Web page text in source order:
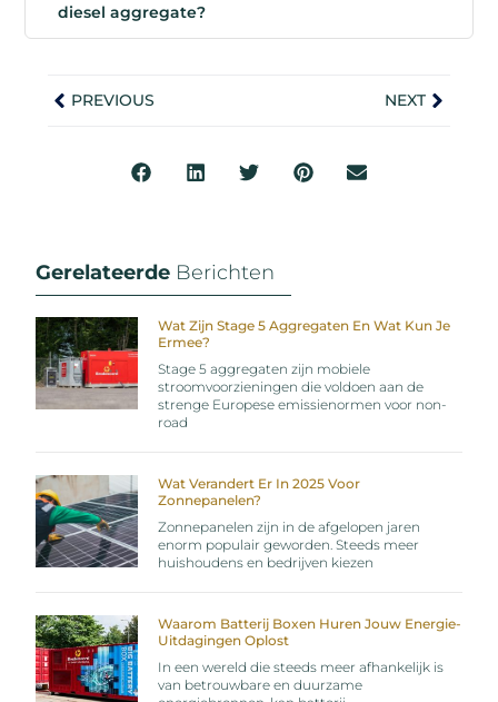
diesel aggregate?
PREVIOUS NEXT
Gerelateerde Berichten
Wat Zijn Stage 5 Aggregaten En Wat Kun Je
Ermee?
Stage 5 aggregaten zijn mobiele
stroomvoorzieningen die voldoen aan de
strenge Europese emissienormen voor non-
road
Wat Verandert Er In 2025 Voor
Zonnepanelen?
Zonnepanelen zijn in de afgelopen jaren
enorm populair geworden. Steeds meer
huishoudens en bedrijven kiezen
Waarom Batterij Boxen Huren Jouw Energie-
Uitdagingen Oplost
In een wereld die steeds meer afhankelijk is
van betrouwbare en duurzame